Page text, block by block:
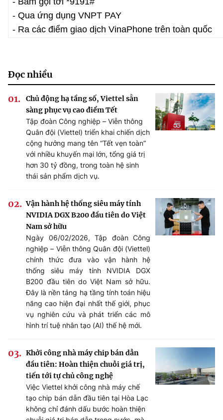
- Qua ứng dụng VNPT PAY
- Ra các điểm giao dịch VinaPhone trên toàn quốc
Đọc nhiều
Chủ động hạ tầng số, Viettel sẵn
sàng phục vụ cao điểm Tết
Tập đoàn Công nghiệp – Viễn thông
Quân đội (Viettel) triển khai chiến dịch
cộng hưởng mang tên “Tết vẹn toàn”
với nhiều khuyến mại lớn, tổng giá trị
hơn 30 tỷ đồng, trong toàn hệ sinh
thái sản phẩm dịch vụ.
Vận hành hệ thống siêu máy tính
NVIDIA DGX B200 đầu tiên do Việt
Nam sở hữu
Ngày 06/02/2026, Tập đoàn Công
nghiệp – Viễn thông Quân đội (Viettel)
chính thức đưa vào vận hành hệ
thống siêu máy tính NVIDIA DGX
B200 đầu tiên do Việt Nam sở hữu.
Đây là nền tảng hạ tầng tính toán hiệu
năng cao hiện đại nhất thế giới, phục
vụ nghiên cứu và phát triển các mô
hình trí tuệ nhân tạo (AI) thế hệ mới.
Khởi công nhà máy chip bán dẫn
đầu tiên: Hoàn thiện chuỗi giá trị,
tiến tới tự chủ công nghệ
Việc Viettel khởi công nhà máy chế
tạo chip bán dẫn đầu tiên tại Hòa Lạc
không chỉ đánh dấu bước hoàn thiện